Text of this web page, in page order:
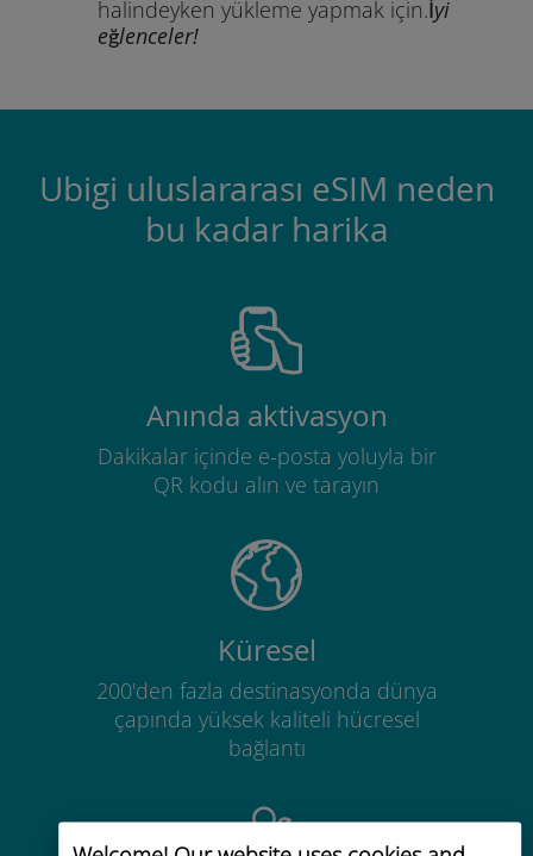
halindeyken yükleme yapmak için.İyi
eğlenceler!
Ubigi uluslararası eSIM neden
bu kadar harika
Anında aktivasyon
Dakikalar içinde e-posta yoluyla bir
QR kodu alın ve tarayın
Küresel
200'den fazla destinasyonda dünya
çapında yüksek kaliteli hücresel
bağlantı